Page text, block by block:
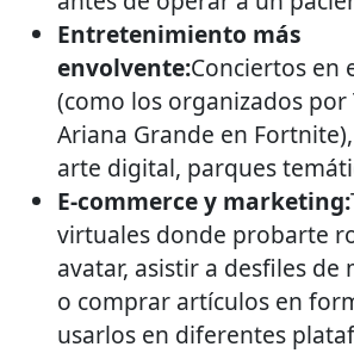
Entretenimiento más
envolvente:Conciertos en
(como los organizados por
Ariana Grande en
arte digital, parques
E-commerce y marketing:
virtuales donde probarte
avatar, asistir a desfiles de
o comprar artículos en
usarlos en diferentes